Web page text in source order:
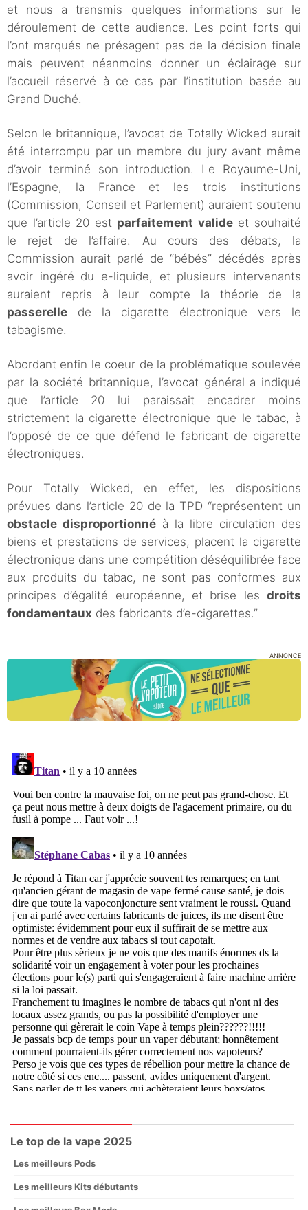
et nous a transmis quelques informations sur le
déroulement de cette audience. Les point forts qui
l’ont marqués ne présagent pas de la décision finale
mais peuvent néanmoins donner un éclairage sur
l’accueil réservé à ce cas par l’institution basée au
Grand Duché.
Selon le britannique, l’avocat de Totally Wicked aurait
été interrompu par un membre du jury avant même
d’avoir terminé son introduction. Le Royaume-Uni,
l’Espagne, la France et les trois institutions
(Commission, Conseil et Parlement) auraient soutenu
que l’article 20 est parfaitement valideet souhaité
le rejet de l’affaire. Au cours des débats, la
Commission aurait parlé de “bébés” décédés après
avoir ingéré du e-liquide, et plusieurs intervenants
auraient repris à leur compte la théorie de la
passerelle de la cigarette électronique vers le
tabagisme.
Abordant enfin le coeur de la problématique soulevée
par la société britannique, l’avocat général a indiqué
que l’article 20 lui paraissait encadrer moins
strictement la cigarette électronique que le tabac, à
l’opposé de ce que défend le fabricant de cigarette
électroniques.
Pour Totally Wicked, en effet, les dispositions
prévues dans l’article 20 de la TPD “représentent un
obstacle disproportionné à la libre circulation des
biens et prestations de services, placent la cigarette
électronique dans une compétition déséquilibrée face
aux produits du tabac, ne sont pas conformes aux
principes d’égalité européenne, et brise les droits
fondamentaux des fabricants d’e-cigarettes.”
ANNONCE
Le top de la vape 2025
Les meilleurs Pods
Les meilleurs Kits débutants